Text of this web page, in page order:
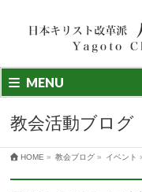
MENU
教会活動ブログ
HOME » 教会ブログ » イベント